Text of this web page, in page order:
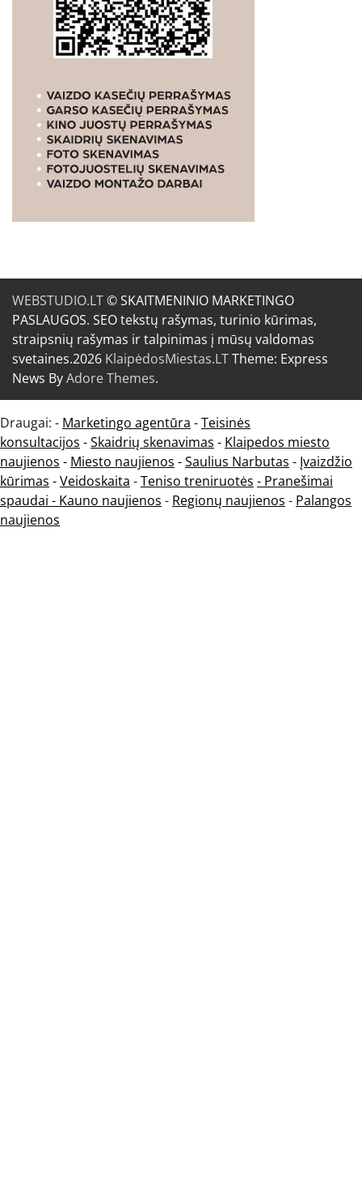
WEBSTUDIO.LT© SKAITMENINIO MARKETINGO
PASLAUGOS. SEO tekstų rašymas, turinio kūrimas,
straipsnių rašymas ir talpinimas į mūsų valdomas
svetaines.2026 KlaipėdosMiestas.LTTheme: Express
News ByAdore Themes.
Draugai: - Marketingo agentūra -Teisinės
konsultacijos -Skaidrių skenavimas - Klaipedos miesto
naujienos - Miesto naujienos -Saulius Narbutas - Įvaizdžio
kūrimas -Veidoskaita -Teniso treniruotės - Pranešimai
spaudai - Kauno naujienos - Regionų naujienos - Palangos
naujienos